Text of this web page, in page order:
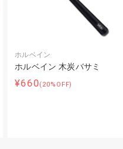
ホルベイン
ホルベイン 木炭バサミ
¥660(20%OFF)